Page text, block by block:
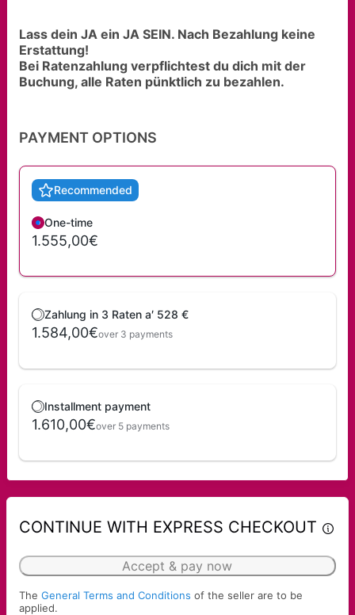
Lass dein JA ein JA SEIN. Nach Bezahlung keine
Erstattung!
Bei Ratenzahlung verpflichtest du dich mit der
Buchung, alle Raten pünktlich zu bezahlen.
PAYMENT OPTIONS
One-time
Recommended
1.555,00€
Zahlung in 3 Raten a′ 528 €
1.584,00€over 3 payments
Installment payment
1.610,00€over 5 payments
CONTINUE WITH EXPRESS CHECKOUT
Accept & pay now
The General Terms and Conditions of the seller are to be
applied.